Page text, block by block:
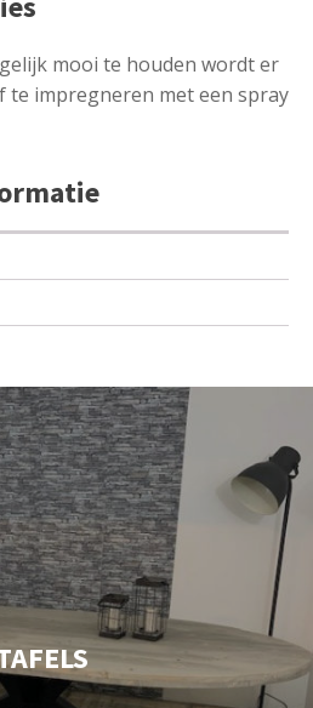
mooi te houden wordt er
te impregneren met een spray